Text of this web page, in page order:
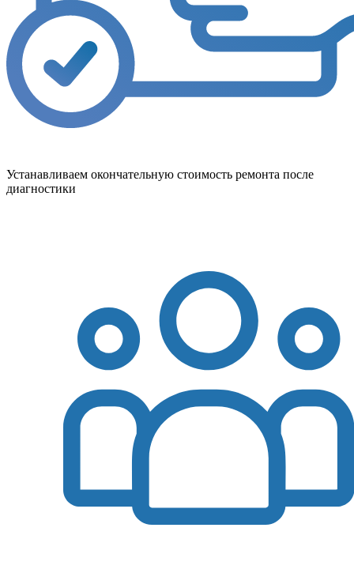
Устанавливаем окончательную стоимость ремонта после
диагностики